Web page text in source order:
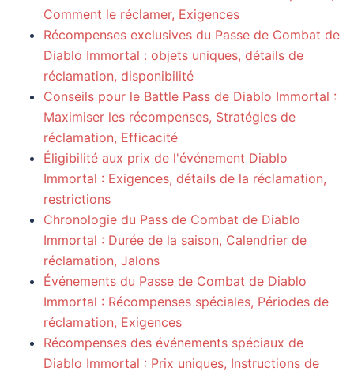
Comment le réclamer, Exigences
Récompenses exclusives du Passe de Combat de
Diablo Immortal : objets uniques, détails de
réclamation, disponibilité
Conseils pour le Battle Pass de Diablo Immortal :
Maximiser les récompenses, Stratégies de
réclamation, Efficacité
Éligibilité aux prix de l'événement Diablo
Immortal : Exigences, détails de la réclamation,
restrictions
Chronologie du Pass de Combat de Diablo
Immortal : Durée de la saison, Calendrier de
réclamation, Jalons
Événements du Passe de Combat de Diablo
Immortal : Récompenses spéciales, Périodes de
réclamation, Exigences
Récompenses des événements spéciaux de
Diablo Immortal : Prix uniques, Instructions de